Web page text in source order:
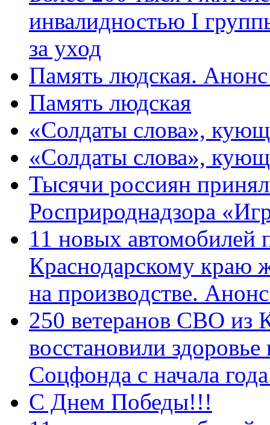
инвалидностью I
за уход
Память людская.
Память людская
«Солдаты слова»,
«Солдаты слова»,
Тысячи россиян
Росприроднадзора
11 новых автомобилей
Краснодарскому краю
на производстве.
250 ветеранов СВО из
восстановили
Соцфонда с начала
С Днем Победы!!!